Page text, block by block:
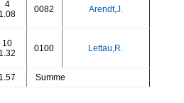
4
1.08
0082 Arendt,J.
10
1.32
0100 Lettau,R.
1.57 Summe